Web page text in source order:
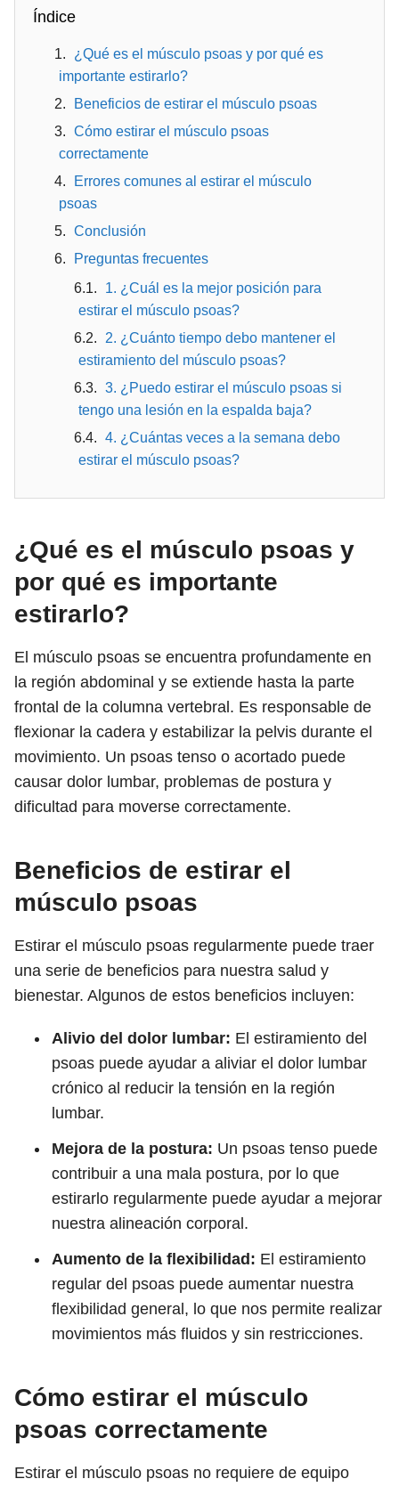
Índice
¿Qué es el músculo psoas y por qué es
importante estirarlo?
Beneficios de estirar el músculo psoas
Cómo estirar el músculo psoas
correctamente
Errores comunes al estirar el músculo
psoas
Conclusión
Preguntas frecuentes
1. ¿Cuál es la mejor posición para
estirar el músculo psoas?
2. ¿Cuánto tiempo debo mantener el
estiramiento del músculo psoas?
3. ¿Puedo estirar el músculo psoas si
tengo una lesión en la espalda baja?
4. ¿Cuántas veces a la semana debo
estirar el músculo psoas?
¿Qué es el músculo psoas y
por qué es importante
estirarlo?
El músculo psoas se encuentra profundamente en
la región abdominal y se extiende hasta la parte
frontal de la columna vertebral. Es responsable de
flexionar la cadera y estabilizar la pelvis durante el
movimiento. Un psoas tenso o acortado puede
causar dolor lumbar, problemas de postura y
dificultad para moverse correctamente.
Beneficios de estirar el
músculo psoas
Estirar el músculo psoas regularmente puede traer
una serie de beneficios para nuestra salud y
bienestar. Algunos de estos beneficios incluyen:
Alivio del dolor lumbar: El estiramiento del
psoas puede ayudar a aliviar el dolor lumbar
crónico al reducir la tensión en la región
lumbar.
Mejora de la postura: Un psoas tenso puede
contribuir a una mala postura, por lo que
estirarlo regularmente puede ayudar a mejorar
nuestra alineación corporal.
Aumento de la flexibilidad: El estiramiento
regular del psoas puede aumentar nuestra
flexibilidad general, lo que nos permite realizar
movimientos más fluidos y sin restricciones.
Cómo estirar el músculo
psoas correctamente
Estirar el músculo psoas no requiere de equipo